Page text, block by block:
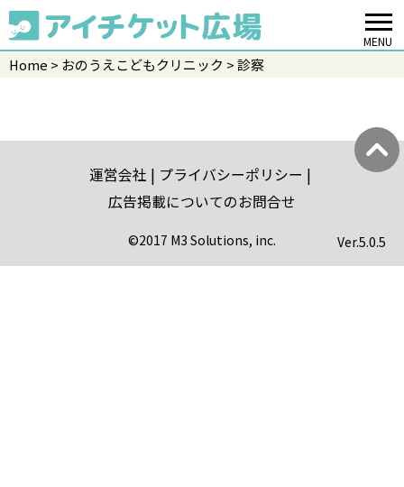
MENU
Home おのうえこどもクリニック 診察
運営会社
プライバシーポリシー
広告掲載についてのお問合せ
©2017 M3 Solutions, inc. Ver.5.0.5